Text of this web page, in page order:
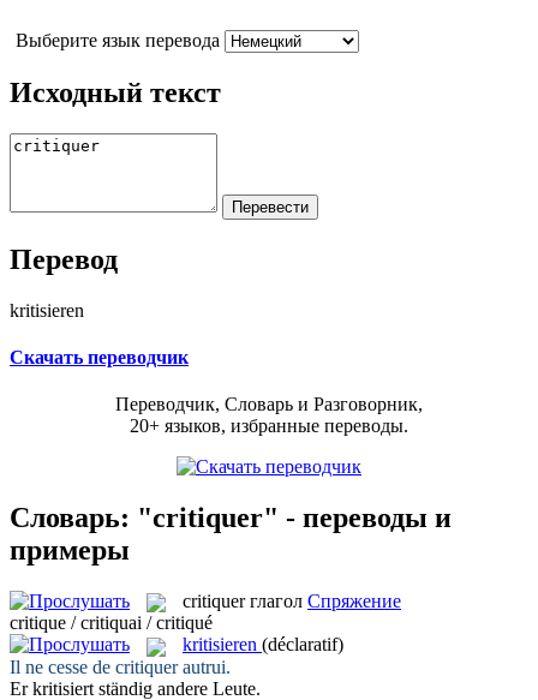
Выберите язык перевода
Исходный текст
Перевод
kritisieren
Скачать переводчик
Переводчик, Словарь и Разговорник,
20+ языков, избранные переводы.
Словарь: "critiquer" - переводы и
примеры
critiquer глагол Спряжение
critique / critiquai / critiqué
kritisieren (déclaratif)
Il ne cesse de critiquerautrui.
Erkritisiert ständig andere Leute.